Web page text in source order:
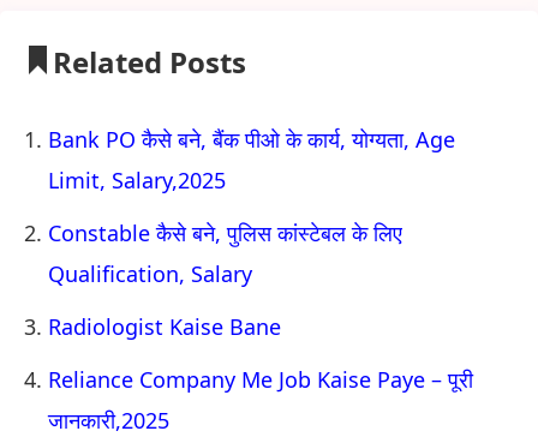
Related Posts
Bank PO कैसे बने, बैंक पीओ के कार्य, योग्यता, Age
Limit, Salary,2025
Constable कैसे बने, पुलिस कांस्टेबल के लिए
Qualification, Salary
Radiologist Kaise Bane
Reliance Company Me Job Kaise Paye – पूरी
जानकारी,2025